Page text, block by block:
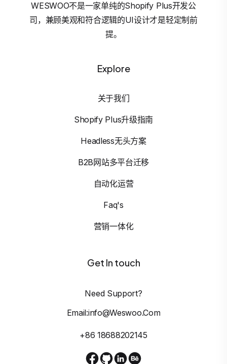
WESWOO不是一家单纯的Shopify Plus开发公
司，兼顾美观和符合逻辑的UI设计才是轻定制前
提。
Explore
关于我们
Shopify Plus升级指南
Headless无头方案
B2B网站多平台迁移
自动化运营
Faq's
营销一体化
Get In touch
Need Support?
Email:info@weswoo.com
+86 18688202145